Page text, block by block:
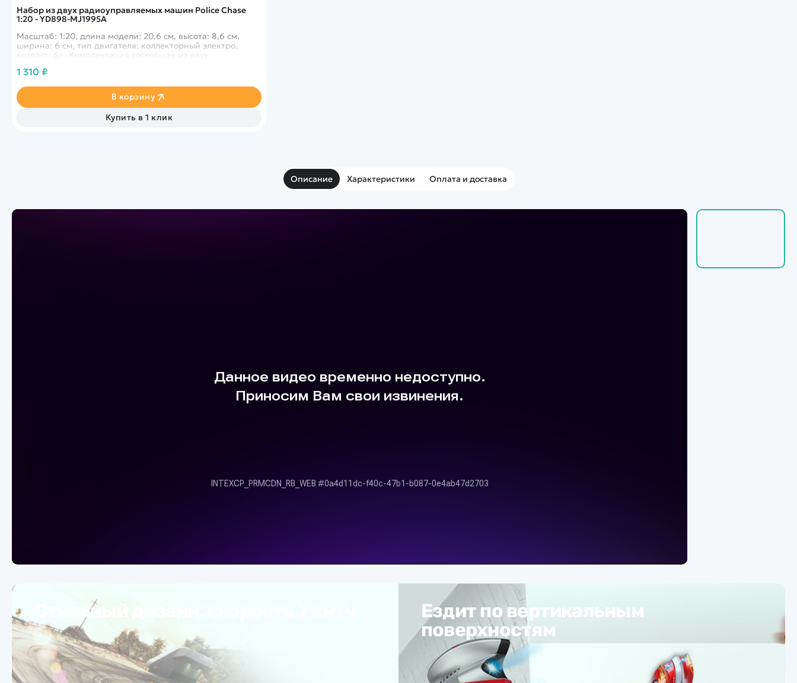
Набор из двух радиоуправляемых машин Police Chase
1:20 - YD898-MJ1995A
Масштаб: 1:20, длина модели: 20,6 см, высота: 8,6 см,
ширина: 6 см, тип двигателя: коллекторный электро,
возраст: 6+. Комплектация состоящая из двух
Играть можно как дома, так и на улице в солнечную
1 310 ₽
В корзину
Купить в 1 клик
Описание Характеристики Оплата и доставка
Стильный дизайн, скорость 7 км/ч
Ездит по вертикальным
поверхностям